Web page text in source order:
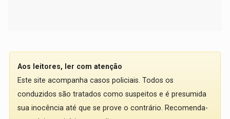
Aos leitores, ler com atenção
Este site acompanha casos policiais. Todos os
conduzidos são tratados como suspeitos e é presumida
sua inocência até que se prove o contrário. Recomenda-